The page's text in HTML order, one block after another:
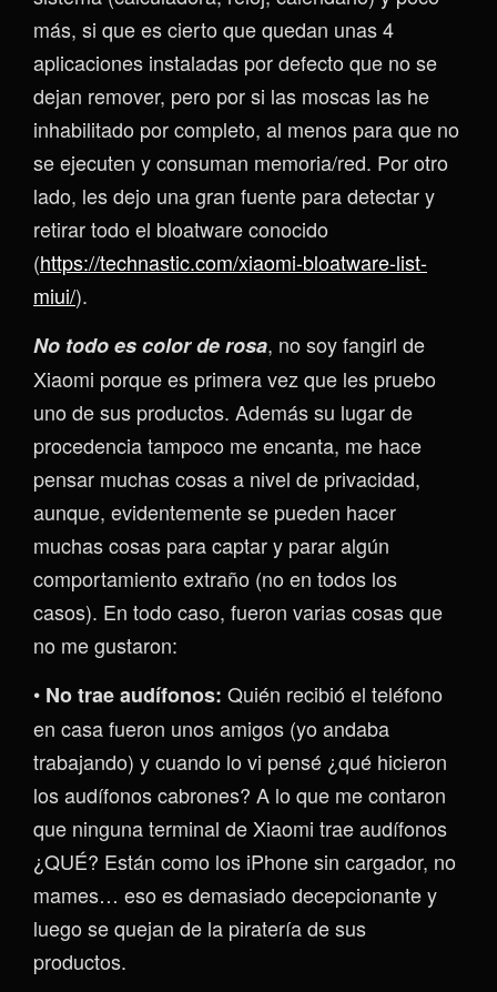
más, si que es cierto que quedan unas 4
aplicaciones instaladas por defecto que no se
dejan remover, pero por si las moscas las he
inhabilitado por completo, al menos para que no
se ejecuten y consuman memoria/red. Por otro
lado, les dejo una gran fuente para detectar y
retirar todo el bloatware conocido
(https://technastic.com/xiaomi-bloatware-list-
miui/).
No todo es color de rosa, no soy fangirl de
Xiaomi porque es primera vez que les pruebo
uno de sus productos. Además su lugar de
procedencia tampoco me encanta, me hace
pensar muchas cosas a nivel de privacidad,
aunque, evidentemente se pueden hacer
muchas cosas para captar y parar algún
comportamiento extraño (no en todos los
casos). En todo caso, fueron varias cosas que
no me gustaron:
• No trae audífonos: Quién recibió el teléfono
en casa fueron unos amigos (yo andaba
trabajando) y cuando lo vi pensé ¿qué hicieron
los audífonos cabrones? A lo que me contaron
que ninguna terminal de Xiaomi trae audífonos
¿QUÉ? Están como los iPhone sin cargador, no
mames… eso es demasiado decepcionante y
luego se quejan de la piratería de sus
productos.